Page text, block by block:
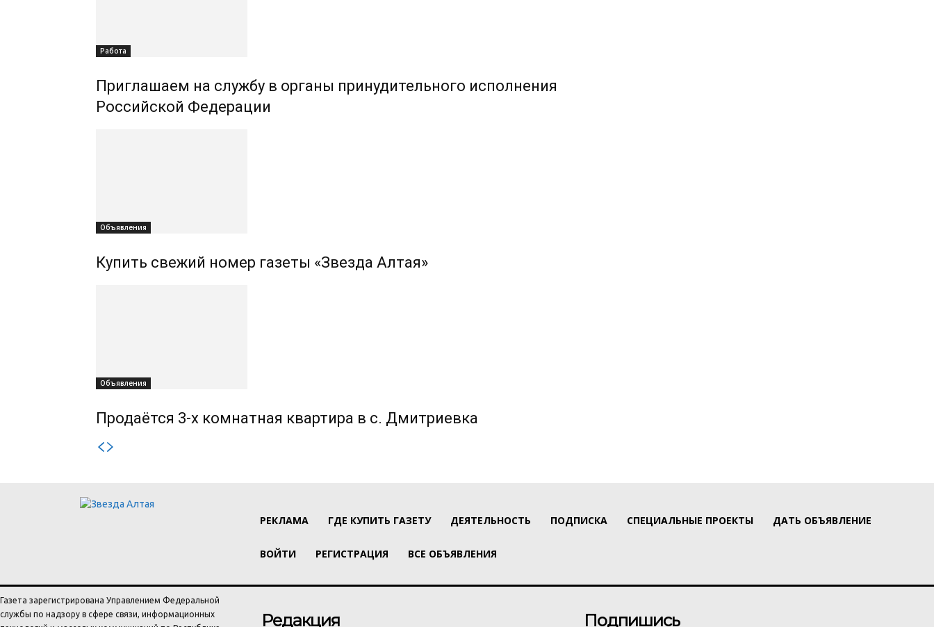
Работа
Приглашаем на службу в органы принудительного исполнения
Российской Федерации
Объявления
Купить свежий номер газеты «Звезда Алтая»
Объявления
Продаётся 3-х комнатная квартира в с. Дмитриевка
РЕКЛАМА ГДЕ КУПИТЬ ГАЗЕТУ ДЕЯТЕЛЬНОСТЬ ПОДПИСКА СПЕЦИАЛЬНЫЕ ПРОЕКТЫ ДАТЬ ОБЪЯВЛЕНИЕ
ВОЙТИ РЕГИСТРАЦИЯ ВСЕ ОБЪЯВЛЕНИЯ
Газета зарегистрирована Управлением Федеральной
службы по надзору в сфере связи, информационных
Редакция Подпишись